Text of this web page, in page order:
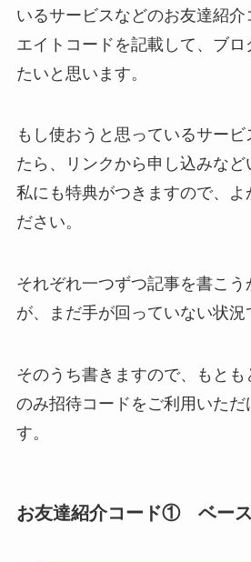
いるサービスなどのお友達紹介
エイトコードを記載して、ブロ
たいと思います。
もし使おうと思っているサービ
たら、リンクから申し込みなど
私にも特典がつきますので、よ
ださい。
それぞれ一つずつ記事を書こう
が、まだ手が回っていない状況
そのうち書きますので、もと
のみ招待コードをご利用いた
す。
お友達紹介コード① ベー